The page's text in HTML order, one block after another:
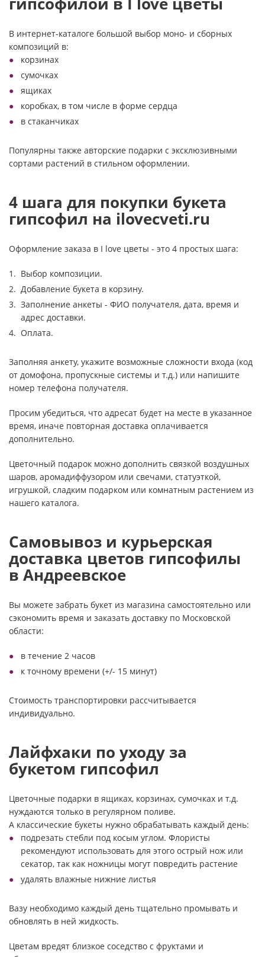
В интернет-каталоге большой выбор моно- и сборных
композиций в:
корзинах
сумочках
ящиках
коробках, в том числе в форме сердца
в стаканчиках
Популярны также авторские подарки с эксклюзивными
сортами растений в стильном оформлении.
4 шага для покупки букета
гипсофил на ilovecveti.ru
Оформление заказа в I love цветы - это 4 простых шага:
Выбор композиции.
Добавление букета в корзину.
Заполнение анкеты - ФИО получателя, дата, время и
адрес доставки.
Оплата.
Заполняя анкету, укажите возможные сложности входа (код
от домофона, пропускные системы и т.д.) или напишите
номер телефона получателя.
Просим убедиться, что адресат будет на месте в указанное
время, иначе повторная доставка оплачивается
дополнительно.
Цветочный подарок можно дополнить связкой воздушных
шаров, аромадиффузором или свечами, статуэткой,
игрушкой, сладким подарком или комнатным растением из
нашего каталога.
Самовывоз и курьерская
доставка цветов гипсофилы
в Андреевское
Вы можете забрать букет из магазина самостоятельно или
сэкономить время и заказать доставку по Московской
области:
в течение 2 часов
к точному времени (+/- 15 минут)
Стоимость транспортировки рассчитывается
индивидуально.
Лайфхаки по уходу за
букетом гипсофил
Цветочные подарки в ящиках, корзинах, сумочках и т.д.
нуждаются только в регулярном поливе.
А классические букеты нужно обрабатывать каждый день:
подрезать стебли под косым углом. Флористы
рекомендуют использовать для этого острый нож или
секатор, так как ножницы могут повредить растение
удалять влажные нижние листья
Вазу необходимо каждый день тщательно промывать и
обновлять в ней жидкость.
Цветам вредят близкое соседство с фруктами и